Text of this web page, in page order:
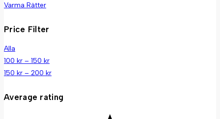
Varma Rätter
Price Filter
Alla
100 kr – 150 kr
150 kr – 200 kr
Average rating